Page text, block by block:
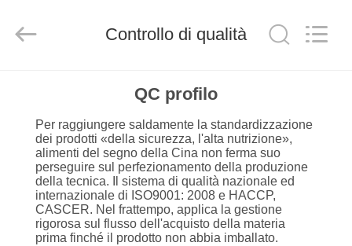
PRODOTTI
CHI
SIAMO
FOODS
TRADING
Controllo di qualità
QC profilo
Per raggiungere saldamente la standardizzazione
dei prodotti «della sicurezza, l'alta nutrizione»,
alimenti del segno della Cina non ferma suo
perseguire sul perfezionamento della produzione
della tecnica. Il sistema di qualità nazionale ed
internazionale di ISO9001: 2008 e HACCP,
CASCER. Nel frattempo, applica la gestione
rigorosa sul flusso dell'acquisto della materia
prima finché il prodotto non abbia imballato.